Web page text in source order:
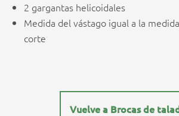
2 gargantas helicoidales
Medida del vástago igual a la
corte
Vuelve a Brocas de